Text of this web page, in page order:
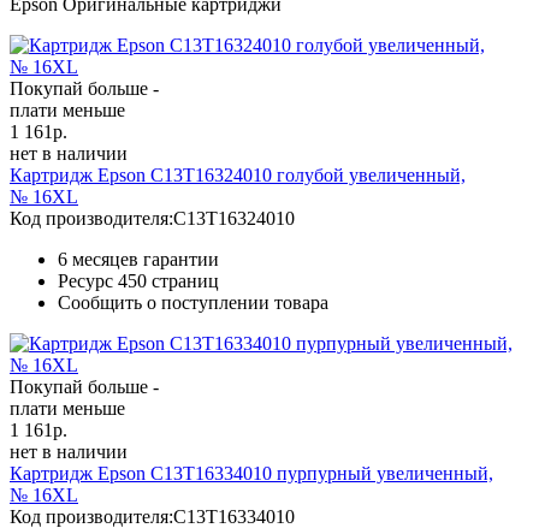
Покупай больше -
плати меньше
1 161р.
нет в наличии
Картридж Epson C13T16324010 голубой увеличенный,
№ 16XL
Код производителя:C13T16324010
6 месяцев гарантии
Ресурс 450 страниц
Сообщить о поступлении товара
Покупай больше -
плати меньше
1 161р.
нет в наличии
Картридж Epson C13T16334010 пурпурный увеличенный,
№ 16XL
Код производителя:C13T16334010